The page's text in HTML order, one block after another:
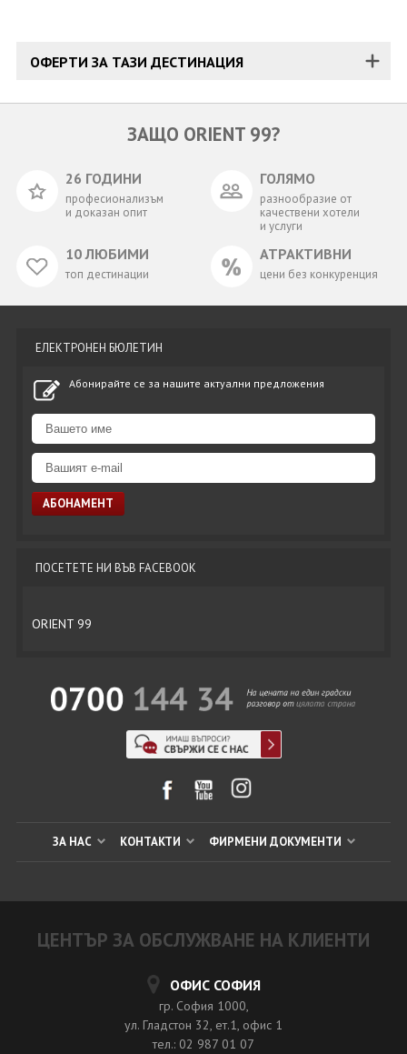
ОФЕРТИ ЗА ТАЗИ ДЕСТИНАЦИЯ
ЗАЩО ORIENT 99?
26 ГОДИНИ
професионализъм
и доказан опит
ГОЛЯМО
разнообразие от
качествени хотели
и услуги
10 ЛЮБИМИ
топ дестинации
АТРАКТИВНИ
цени без конкуренция
ЕЛЕКТРОНЕН БЮЛЕТИН
Абонирайте се за нашите актуални предложения
ПОСЕТЕТЕ НИ ВЪВ FACEBOOK
ORIENT 99
ЗА НАС КОНТАКТИ ФИРМЕНИ ДОКУМЕНТИ
ЦЕНТЪР ЗА ОБСЛУЖВАНЕ НА КЛИЕНТИ
ОФИС СОФИЯ
гр. София 1000,
ул. Гладстон 32, ет.1, офис 1
тел.: 02 987 01 07